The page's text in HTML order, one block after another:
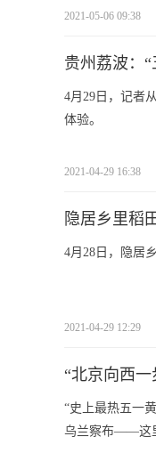
2021-05-06 09:38
贵州荔波：
4月29日，记者
体验。
2021-04-29 16:38
隐居乡里稻
4月28日，隐居
2021-04-29 12:29
“北京向西
“史上最热五一
乌兰察布——这